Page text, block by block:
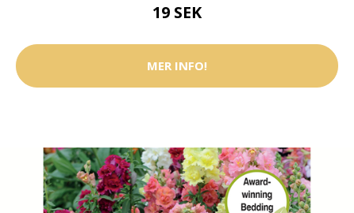
19 SEK
MER INFO!